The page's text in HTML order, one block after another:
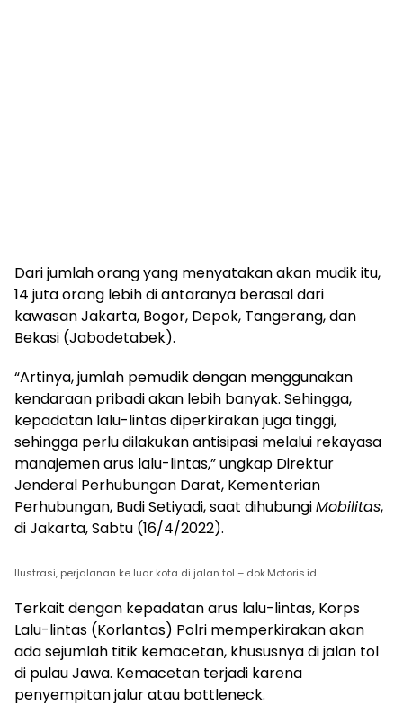
Dari jumlah orang yang menyatakan akan mudik itu,
14 juta orang lebih di antaranya berasal dari
kawasan Jakarta, Bogor, Depok, Tangerang, dan
Bekasi (Jabodetabek).
“Artinya, jumlah pemudik dengan menggunakan
kendaraan pribadi akan lebih banyak. Sehingga,
kepadatan lalu-lintas diperkirakan juga tinggi,
sehingga perlu dilakukan antisipasi melalui rekayasa
manajemen arus lalu-lintas,” ungkap Direktur
Jenderal Perhubungan Darat, Kementerian
Perhubungan, Budi Setiyadi, saat dihubungiMobilitas,
di Jakarta, Sabtu (16/4/2022).
Ilustrasi, perjalanan ke luar kota di jalan tol – dok.Motoris.id
Terkait dengan kepadatan arus lalu-lintas, Korps
Lalu-lintas (Korlantas) Polri memperkirakan akan
ada sejumlah titik kemacetan, khususnya di jalan tol
di pulau Jawa. Kemacetan terjadi karena
penyempitan jalur atau bottleneck.